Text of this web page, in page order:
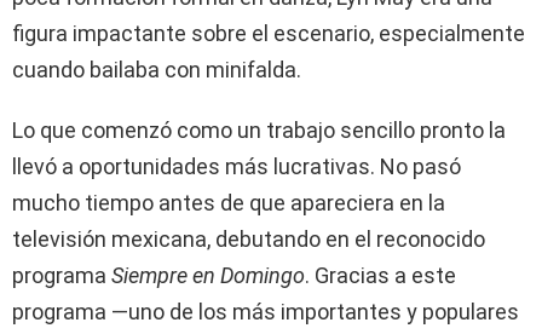
figura impactante sobre el escenario, especialmente
cuando bailaba con minifalda.
Lo que comenzó como un trabajo sencillo pronto la
llevó a oportunidades más lucrativas. No pasó
mucho tiempo antes de que apareciera en la
televisión mexicana, debutando en el reconocido
programa Siempre en Domingo. Gracias a este
programa —uno de los más importantes y populares